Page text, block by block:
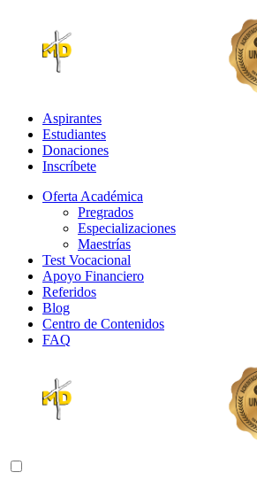
Aspirantes
Estudiantes
Donaciones
Inscríbete
Oferta Académica
Pregrados
Especializaciones
Maestrías
Test Vocacional
Apoyo Financiero
Referidos
Blog
Centro de Contenidos
FAQ
Abrir menú de navegación